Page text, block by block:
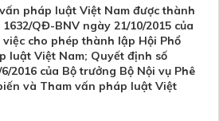
pháp luật Việt Nam được thành
QĐ-BNV ngày 21/10/2015 của
cho phép thành lập Hội Phổ
luật Việt Nam; Quyết định số
2016 của Bộ trưởng Bộ Nội vụ Phê
và Tham vấn pháp luật Việt